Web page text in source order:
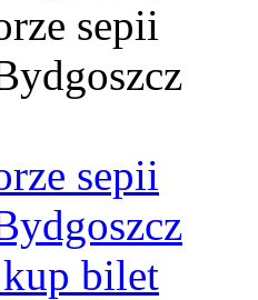
sepii
sepii
kup bilet